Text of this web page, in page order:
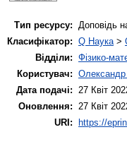
Тип ресурсу: Доповідь
Класифікатор: Q Наука>
Відділи: Фізико-
Користувач:
Дата подачі: 27 Квіт
Оновлення: 27 Квіт
URI:
https://